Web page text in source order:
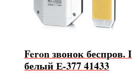
Feron звонок беспров.
белый Е-377 41433